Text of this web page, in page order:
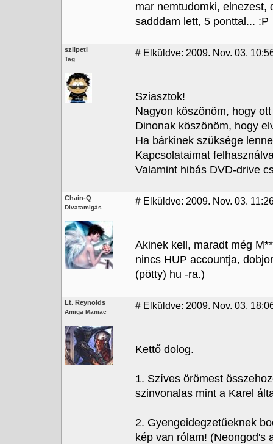
mar nemtudomki, elnezest,
sadddam lett, 5 ponttal... :P
szilpeti
Tag
# Elküldve: 2009. Nov. 03.
Sziasztok!
Nagyon köszönöm, hogy
Dinonak köszönöm, hogy
Ha bárkinek szüksége
Kapcsolataimat
Valamint hibás DVD-drive
Chain-Q
Divatamigás
# Elküldve: 2009. Nov. 03.
Akinek kell, maradt még
nincs HUP accountja,
(pötty) hu -ra.)
Lt. Reynolds
Amiga Maniac
# Elküldve: 2009. Nov. 03.
Kettő dolog.
1. Szíves örömest
szinvonalas mint a Karel
2. Gyengeidegzetűeknek
kép van rólam! (Neongod's